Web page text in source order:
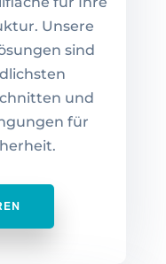
Unsere
sind
und
für